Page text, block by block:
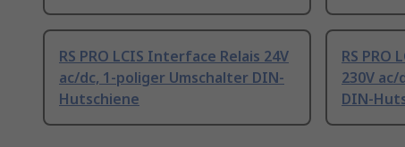
RS PRO LCIS Interface Relais 24V
ac/dc, 1-poliger Umschalter DIN-
Hutschiene
RS PRO
230V
DIN-